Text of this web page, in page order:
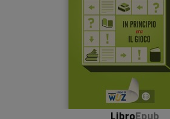
LibroEpub